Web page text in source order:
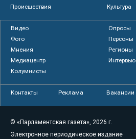
Происшествия
Культура
Видео
Опросы
Фото
Персоны
Мнения
Регионы
Медиацентр
Интервью
Колумнисты
Контакты Реклама Вакансии
© «Парламентская газета», 2026 г.
Электронное периодическое издание